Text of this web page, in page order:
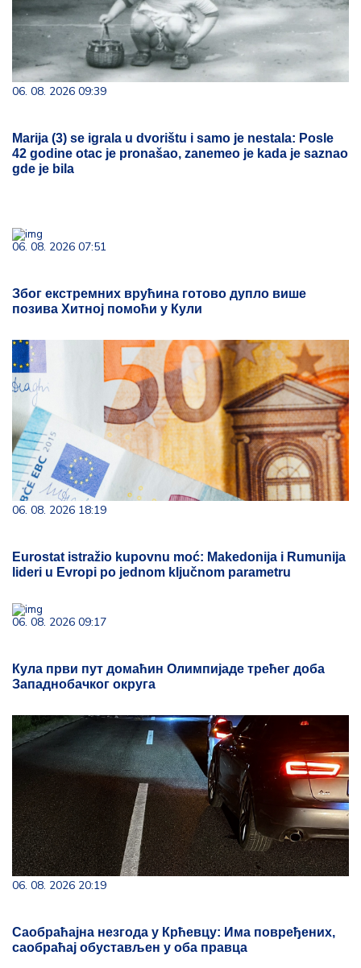
06. 08. 2026 09:39
Marija (3) se igrala u dvorištu i samo je nestala: Posle
42 godine otac je pronašao, zanemeo je kada je saznao
gde je bila
06. 08. 2026 07:51
Због екстремних врућина готово дупло више
позива Хитној помоћи у Кули
06. 08. 2026 18:19
Eurostat istražio kupovnu moć: Makedonija i Rumunija
lideri u Evropi po jednom ključnom parametru
06. 08. 2026 09:17
Кула први пут домаћин Олимпијаде трећег доба
Западнобачког округа
06. 08. 2026 20:19
Саобраћајна незгода у Крћевцу: Има повређених,
саобраћај обустављен у оба правца